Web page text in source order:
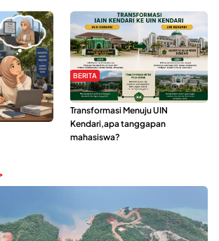
di
dan
BERITA
IAIN Kendari Mantapkan
Transformasi Menuju UIN
Kendari,apa tanggapan
mahasiswa?